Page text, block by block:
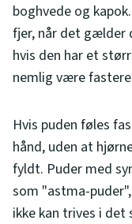
boghvede og
fjer, når det gælder
hvis den har et
nemlig være
Hvis puden føles
hånd, uden at
fyldt. Puder med
som "astma-
ikke kan trives i